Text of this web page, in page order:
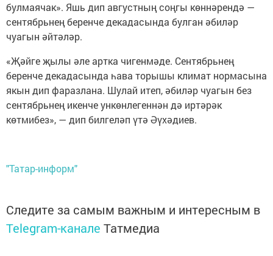
булмаячак». Яшь дип августның соңгы көннәрендә —
сентябрьнең беренче декадасында булган әбиләр
чуагын әйтәләр.
«Җәйге җылы әле артка чигенмәде. Сентябрьнең
беренче декадасында һава торышы климат нормасына
якын дип фаразлана. Шулай итеп, әбиләр чуагын без
сентябрьнең икенче ункөнлегеннән дә иртәрәк
көтмибез», — дип билгеләп үтә Әүхәдиев.
"Татар-информ"
Следите за самым важным и интересным в
Telegram-канале Татмедиа